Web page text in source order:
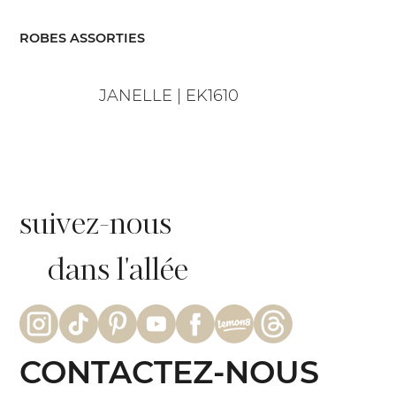
​ROBES ASSORTIES
JANELLE | EK1610
suivez-nous
dans l'allée
CONTACTEZ-NOUS